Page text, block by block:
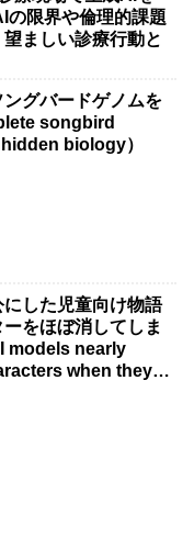
の限界や倫理的課題
ましい診療行動と
グバードゲノムを
songbird
biology）
した児童向け物語
をほぼ消してしま
models nearly
when they